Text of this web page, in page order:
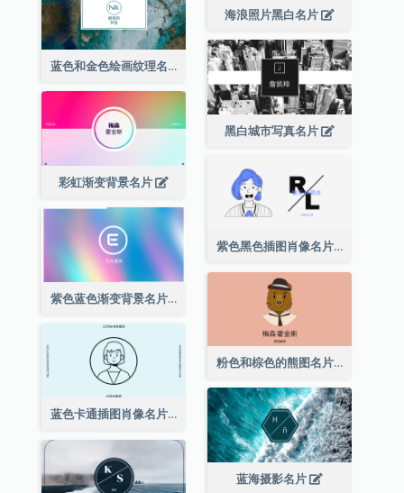
海浪照片黑白名片
蓝色和金色绘画纹理名片
黑白城市写真名片
彩虹渐变背景名片
紫色黑色插图肖像名片
紫色蓝色渐变背景名片
粉色和棕色的熊图名片
蓝色卡通插图肖像名片
蓝海摄影名片